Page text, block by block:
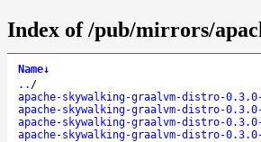
Index of /pub/mirrors/
Name↓
.. /
apache-skywalking-graalvm-distro-
apache-skywalking-graalvm-distro-
apache-skywalking-graalvm-distro-
apache-skywalking-graalvm-distro-